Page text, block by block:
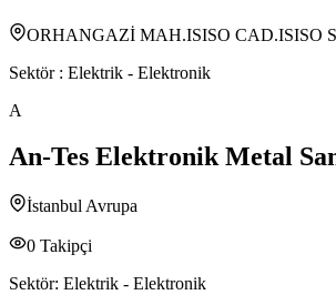
ORHANGAZİ MAH.ISISO CAD.ISISO
Sektör : Elektrik - Elektronik
A
An-Tes Elektronik Metal
İstanbul Avrupa
0 Takipçi
Sektör: Elektrik - Elektronik